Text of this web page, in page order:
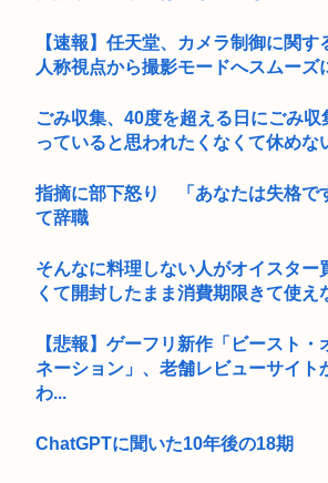
【速報】任天堂、カメラ制御に関す
人称視点から撮影モードへスムーズ
ごみ収集、40度を超える日にごみ
っていると思われたくなくて休めな
指摘に部下怒り 「あなたは失格で
て辞職
そんなに料理しない人がオイスター
くて開封したまま消費期限きて使え
【悲報】ゲーフリ新作「ビースト
ネーション」、老舗レビューサイト
わ...
ChatGPTに聞いた10年後の18期